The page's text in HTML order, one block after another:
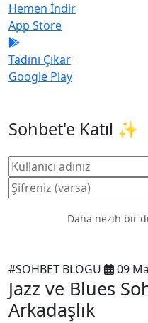
Sohbet'e Katıl ✨
Daha nezih bir
Hemen İndir
App Store
Tadını Çıkar
Google Play
#SOHBET BLOGU 09
Jazz ve Blues
Arkadaşlık